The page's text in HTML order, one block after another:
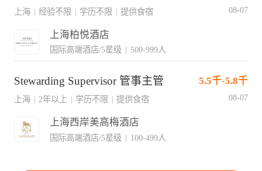
上海 | 经验不限 | 学历不限 | 提供食宿 08-07
上海柏悦酒店
国际高端酒店/5星级 | 500-999人
Stewarding Supervisor 管事主管 5.5千-5.8千
上海 2年以上 学历不限 提供食宿 08-07
上海西岸美高梅酒店
国际高端酒店/5星级 | 100-499人